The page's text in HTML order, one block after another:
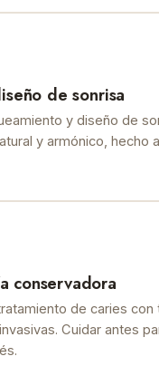
de sonrisa
y diseño de
y armónico, hecho
conservadora
de caries con
Cuidar antes